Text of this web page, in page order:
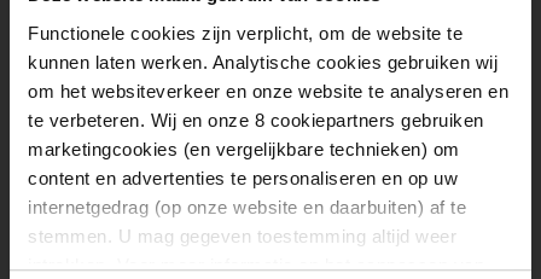
Functionele cookies zijn verplicht, om de website te
kunnen laten werken. Analytische cookies gebruiken wij
om het websiteverkeer en onze website te analyseren en
te verbeteren. Wij en onze 8 cookiepartners gebruiken
marketingcookies (en vergelijkbare technieken) om
content en advertenties te personaliseren en op uw
internetgedrag (op onze website en daarbuiten) af te
stemmen. U mag gegeven toestemming altijd weer
intrekken. Voor meer informatie en het aanpassen van
Woensdag
08:00 tot 17:00
Donderdag
08:00 tot 17:00
Vrijdag
08:00 tot 17:00
Zaterdag
09:30 tot 12:00
Zondag
Gesloten
Navigatie